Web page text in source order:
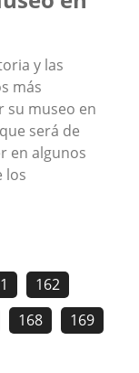
y las
más
su museo en
será de
en algunos
los
162
168
169